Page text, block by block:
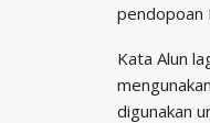
pendopoan
Kata Alun
digunakan